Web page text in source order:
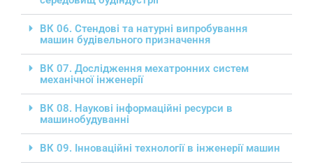
ВК 06. Стендові та натурні випробування
машин будівельного призначення
ВК 07. Дослідження мехатронних систем
механічної інженерії
ВК 08. Наукові інформаційні ресурси в
машинобудуванні
ВК 09. Інноваційні технології в інженерії машин